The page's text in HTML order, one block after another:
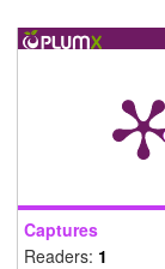
Captures
Readers: 1